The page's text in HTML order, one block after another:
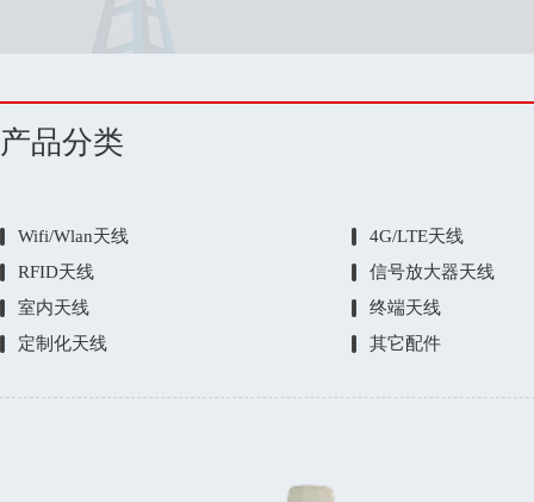
产品分类
Wifi/Wlan天线
4G/LTE天线
RFID天线
信号放大器天线
室内天线
终端天线
定制化天线
其它配件